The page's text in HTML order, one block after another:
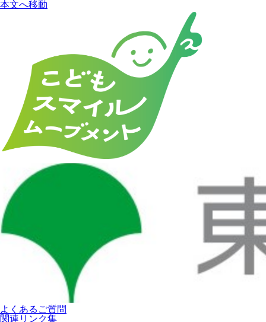
本文へ移動
よくあるご質問
関連リンク集